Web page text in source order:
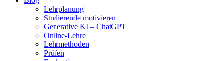
Lehrplanung
Studierende motivieren
Generative KI – ChatGPT
Online-Lehre
Lehrmethoden
Prüfen